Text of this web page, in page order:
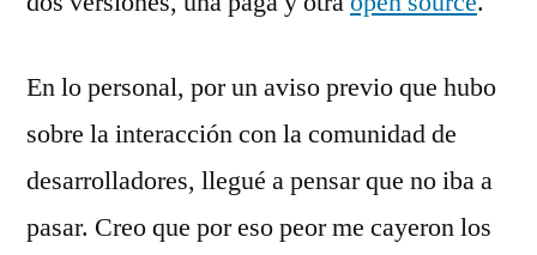
En lo personal, por un aviso previo que hubo
sobre la interacción con la comunidad de
desarrolladores, llegué a pensar que no iba a
pasar. Creo que por eso peor me cayeron los